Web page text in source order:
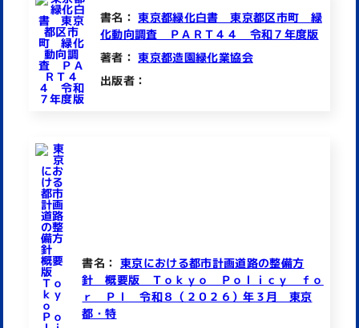
書名：東京都緑化白書 東京都区市町 緑
化動向調査 ＰＡＲＴ４４ 令和７年度版
著者：東京都造園緑化業協会
出版者：
書名： 東京における都市計画道路の整備方
針 概要版 Ｔｏｋｙｏ Ｐｏｌｉｃｙ ｆｏ
ｒ Ｐｌ 令和８（２０２６）年３月 東京
都・特